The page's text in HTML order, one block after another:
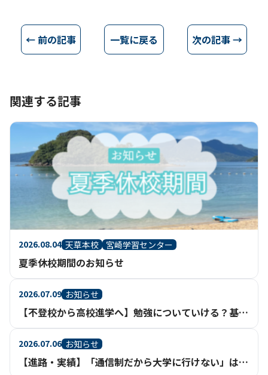
← 前の記事 一覧に戻る 次の記事 →
関連する記事
2026.08.04 天草本校 宮崎学習センター
夏季休校期間のお知らせ
2026.07.09 お知らせ
【不登校から高校進学へ】勉強についていける？基礎からさかのぼって学べる通信制高校という選択
2026.07.06 お知らせ
【進路・実績】「通信制だから大学に行けない」は、もう過去のイメージ。【鹿児島】